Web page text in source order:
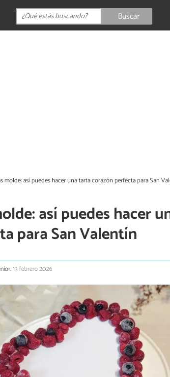
Buscar
molde: así puedes hacer una tarta corazón perfecta para San
así puedes hacer
para San Valentín
13 febrero 2026